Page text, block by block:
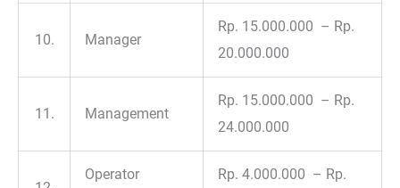
10. Manager
Rp. 15.000.000 – Rp.
20.000.000
11. Management
Rp. 15.000.000 – Rp.
24.000.000
Operator
Rp. 4.000.000 – Rp.